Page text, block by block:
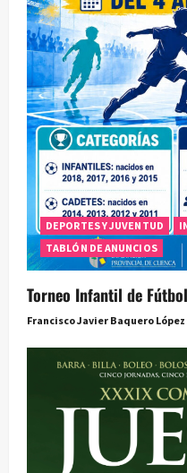
DEPORTES Y JUVENTUD
TABLÓN DE ANUNCIOS
Torneo Infantil de
Francisco Javier Baquero López